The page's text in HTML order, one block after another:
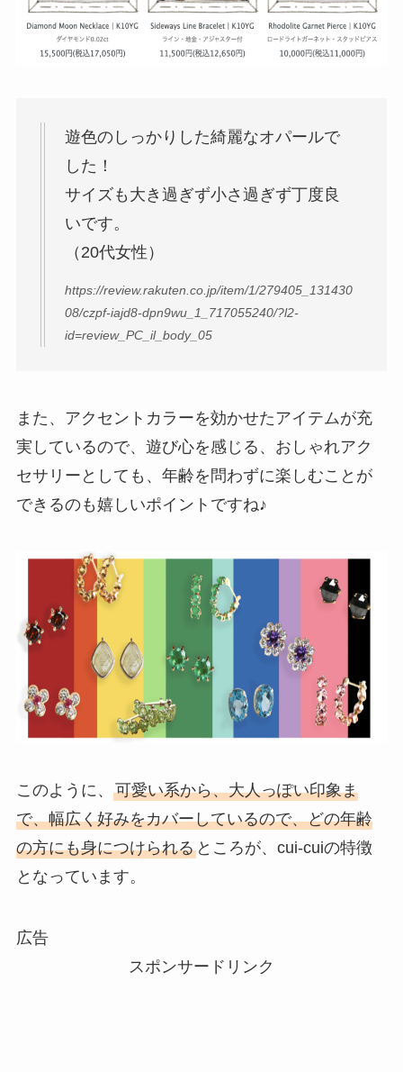
遊色のしっかりした綺麗なオパールで
した！
サイズも大き過ぎず小さ過ぎず丁度良
いです。
（20代女性）
https://review.rakuten.co.jp/item/1/279405_131430
08/czpf-iajd8-dpn9wu_1_717055240/?l2-
id=review_PC_il_body_05
また、アクセントカラーを効かせたアイテムが充
実しているので、遊び心を感じる、おしゃれアク
セサリーとしても、年齢を問わずに楽しむことが
できるのも嬉しいポイントですね♪
このように、 可愛い系から、大人っぽい印象ま
で、幅広く好みをカバーしているので、どの年齢
の方にも身につけられるところが、cui-cuiの特徴
となっています。
広告
スポンサードリンク